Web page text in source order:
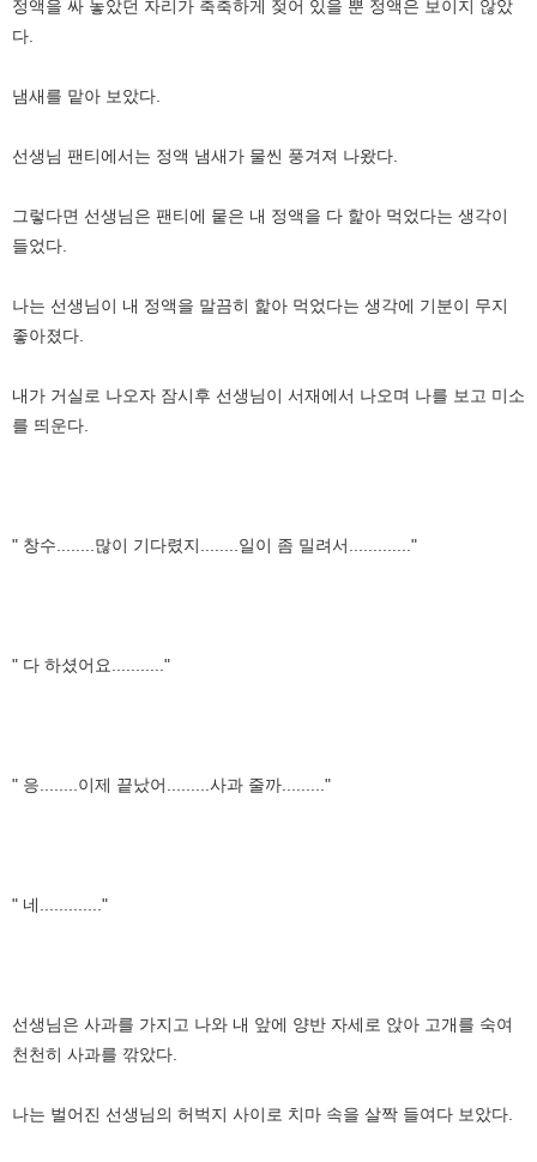
정액을 싸 놓았던 자리가 축축하게 젖어 있을 뿐 정액은 보이지 않았
다.
냄새를 맡아 보았다.
선생님 팬티에서는 정액 냄새가 물씬 풍겨져 나왔다.
그렇다면 선생님은 팬티에 뭍은 내 정액을 다 핥아 먹었다는 생각이
들었다.
나는 선생님이 내 정액을 말끔히 핥아 먹었다는 생각에 기분이 무지
좋아졌다.
내가 거실로 나오자 잠시후 선생님이 서재에서 나오며 나를 보고 미소
를 띄운다.
" 창수........많이 기다렸지........일이 좀 밀려서............."
" 다 하셨어요..........."
" 응........이제 끝났어.........사과 줄까........."
" 네............."
선생님은 사과를 가지고 나와 내 앞에 양반 자세로 앉아 고개를 숙여
천천히 사과를 깎았다.
나는 벌어진 선생님의 허벅지 사이로 치마 속을 살짝 들여다 보았다.